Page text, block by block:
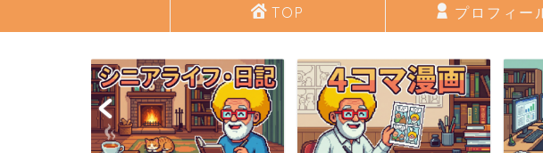
TOP プロフィー